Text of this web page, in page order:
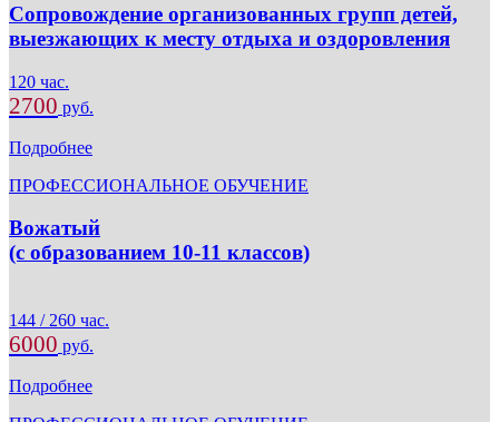
Сопровождение организованных групп детей,
выезжающих к месту отдыха и оздоровления
120 час.
2700 руб.
Подробнее
ПРОФЕССИОНАЛЬНОЕ ОБУЧЕНИЕ
Вожатый
(с образованием 10-11 классов)
144 / 260 час.
6000 руб.
Подробнее